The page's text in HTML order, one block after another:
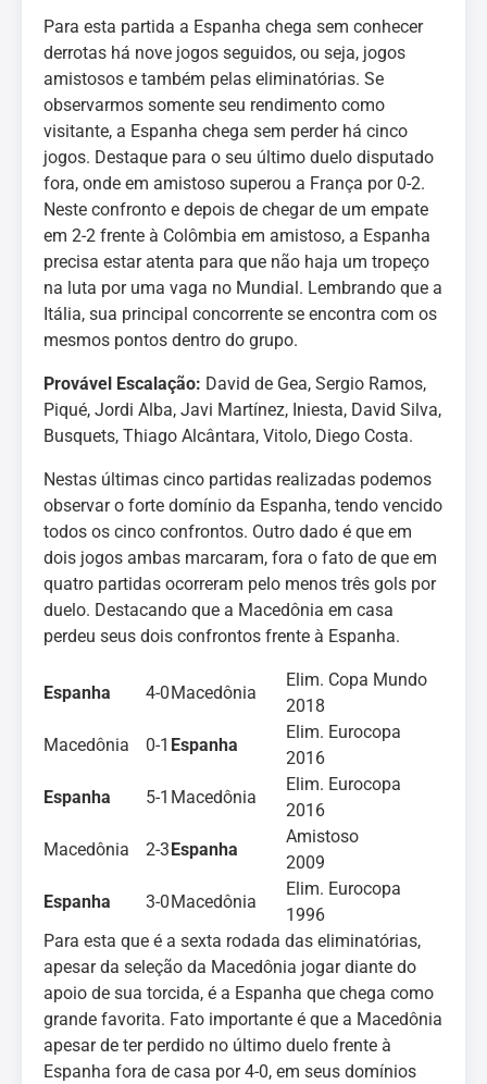
Para esta partida a Espanha chega sem conhecer
derrotas há nove jogos seguidos, ou seja, jogos
amistosos e também pelas eliminatórias. Se
observarmos somente seu rendimento como
visitante, a Espanha chega sem perder há cinco
jogos. Destaque para o seu último duelo disputado
fora, onde em amistoso superou a França por 0-2.
Neste confronto e depois de chegar de um empate
em 2-2 frente à Colômbia em amistoso, a Espanha
precisa estar atenta para que não haja um tropeço
na luta por uma vaga no Mundial. Lembrando que a
Itália, sua principal concorrente se encontra com os
mesmos pontos dentro do grupo.
Provável Escalação: David de Gea, Sergio Ramos,
Piqué, Jordi Alba, Javi Martínez, Iniesta, David Silva,
Busquets, Thiago Alcântara, Vitolo, Diego Costa.
Nestas últimas cinco partidas realizadas podemos
observar o forte domínio da Espanha, tendo vencido
todos os cinco confrontos. Outro dado é que em
dois jogos ambas marcaram, fora o fato de que em
quatro partidas ocorreram pelo menos três gols por
duelo. Destacando que a Macedônia em casa
perdeu seus dois confrontos frente à Espanha.
Espanha 4-0Macedônia
Elim. Copa Mundo
2018
Macedônia
0-1 Espanha
Elim. Eurocopa
2016
Espanha
5-1 Macedônia
Elim. Eurocopa
2016
Macedônia
2-3Espanha
Amistoso
2009
Espanha
3-0Macedônia
Elim. Eurocopa
1996
Para esta que é a sexta rodada das eliminatórias,
apesar da seleção da Macedônia jogar diante do
apoio de sua torcida, é a Espanha que chega como
grande favorita. Fato importante é que a Macedônia
apesar de ter perdido no último duelo frente à
Espanha fora de casa por 4-0, em seus domínios